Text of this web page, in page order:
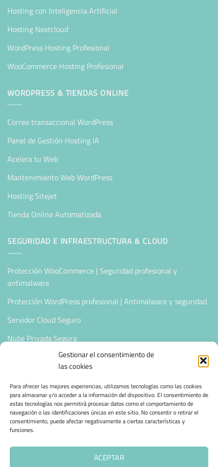
Gestionar el consentimiento de
las cookies
Para ofrecer las mejores experiencias, utilizamos tecnologías como las cookies
para almacenar y/o acceder a la información del dispositivo. El consentimiento de
estas tecnologías nos permitirá procesar datos como el comportamiento de
navegación o las identificaciones únicas en este sitio. No consentir o retirar el
consentimiento, puede afectar negativamente a ciertas características y
funciones.
ACEPTAR
Hosting con Inteligencia Artificial
Hosting Nextcloud
WordPress Hosting Profesional
WooCommerce Hosting Profesional
WORDPRESS & TIENDAS ONLINE
Correo transaccional WordPress
Panel de Gestión Hosting IA
Acelera tu Web
Mantenimiento Web WordPress
Hosting Sitejet
Tienda Online Automatizada
SEGURIDAD E INFRAESTRUCTURA & CLOUD
Protección WooCommerce | Seguridad profesional y
antimalware
Protección WordPress profesional | Antimalware y seguridad
Servidor Cloud Seguro
Nube Privada Segura
CONFIANZA & ESPECIALIZACIÓN
Sello de Confianza
Empresas Verificadas +100 Protocolos Online
Migración desde otro proveedor
Hosting ecológico + IA